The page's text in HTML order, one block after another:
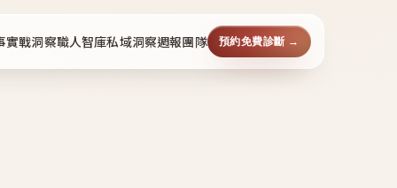
實戰洞察職人智庫私域洞察週報團隊 預約免費診斷 →